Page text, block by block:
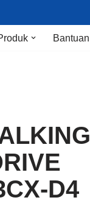
Bantuan
D4